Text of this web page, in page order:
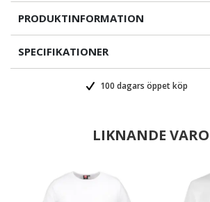
PRODUKTINFORMATION
SPECIFIKATIONER
100 dagars öppet köp
LIKNANDE